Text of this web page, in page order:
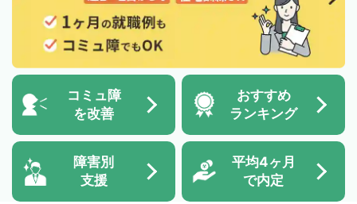
コミュ障
を改善
おすすめ
ランキング
障害別
支援
平均4ヶ月
で内定